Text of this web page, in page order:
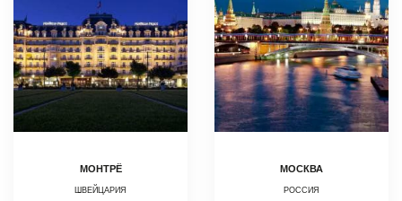
МОНТРЁ
ШВЕЙЦАРИЯ
МОСКВА
РОССИЯ